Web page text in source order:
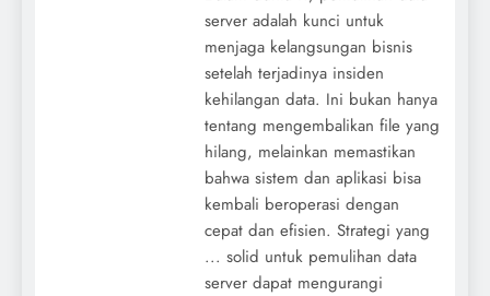
server adalah kunci untuk
menjaga kelangsungan bisnis
setelah terjadinya insiden
kehilangan data. Ini bukan hanya
tentang mengembalikan file yang
hilang, melainkan memastikan
bahwa sistem dan aplikasi bisa
kembali beroperasi dengan
cepat dan efisien. Strategi yang
... solid untuk pemulihan data
server dapat mengurangi